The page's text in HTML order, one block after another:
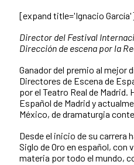
[expand title='Ignacio
Director del Festival
Dirección de escena por la
Ganador del premio al mejor
Directores de Escena de
por el Teatro Real de
Español de Madrid y
México, de dramaturgia
Desde el inicio de su carrera
Siglo de Oro en español,
materia por todo el mundo,